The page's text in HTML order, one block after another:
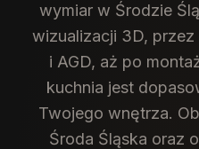
wymiar w Środzie
wizualizacji 3D,
i AGD, aż po
kuchnia jest
Twojego wnętrza.
Środa Śląska oraz